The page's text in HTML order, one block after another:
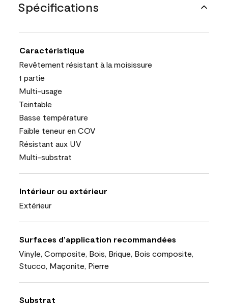
Spécifications
Caractéristique
Revêtement résistant à la moisissure
1 partie
Multi-usage
Teintable
Basse température
Faible teneur en COV
Résistant aux UV
Multi-substrat
Intérieur ou extérieur
Extérieur
Surfaces d’application recommandées
Vinyle, Composite, Bois, Brique, Bois composite,
Stucco, Maçonite, Pierre
Substrat